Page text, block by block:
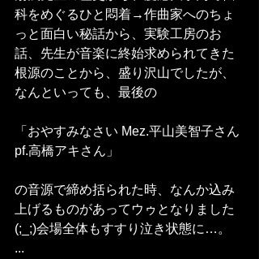
科をめぐるひと悶着→作曲家へのちょ
っと面白い秘話から、実験工房のお
話、先生が音楽に終始求められてきた
根源のことから、盛り沢山でしたが、
なんといっても、最後の
「おやすみなさい Mez.平山美智子さん
pf.高橋アキさん」
の音源で締め括られた時、なんか込み
上げるものがあってウゥとなりました
(;_;)会場全体もすすり泣き状態に…。
...